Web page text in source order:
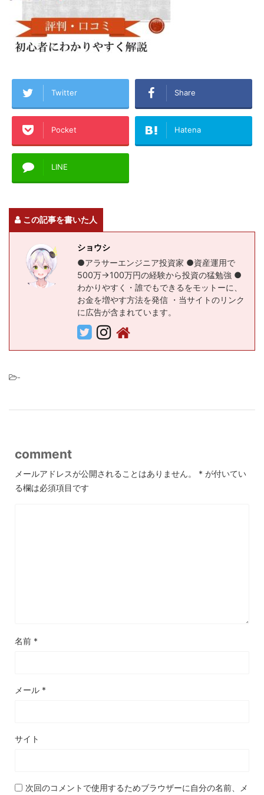
Twitter Share
Pocket Hatena
LINE
この記事を書いた人
ショウシ
●アラサーエンジニア投資家 ●資産運用で
500万→100万円の経験から投資の猛勉強 ●
わかりやすく・誰でもできるをモットーに、
お金を増やす方法を発信 ・当サイトのリンク
に広告が含まれています。
-
comment
メールアドレスが公開されることはありません。 * が付いてい
る欄は必須項目です
名前 *
メール *
サイト
次回のコメントで使用するためブラウザーに自分の名前、メ